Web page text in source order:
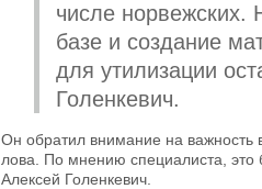
числе норвежских.
базе и создание
для утилизации
Голенкевич.
Он обратил внимание на важность
лова. По мнению специалиста, это
Алексей Голенкевич.